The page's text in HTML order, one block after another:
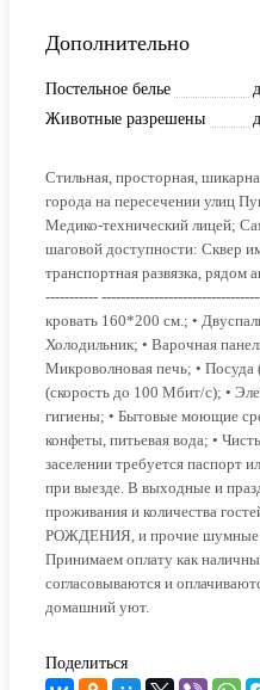
Дополнительно
Постельное белье
Животные разрешены
Стильная, просторная,
горoдa на пересечении
Медико-технический лицей;
шаговой доступности: Сквер
транспортная развязка,
-----------
кровать 160*200 см.; •
Холодильник; • Варочная
Микроволновая печь; • Посуда
(скорость до 100 Мбит/с); •
гигиены; • Бытовые моющие
конфеты, питьевая вода; •
заселении требуется паспорт
при выезде. В выходные и
проживания и количества
РОЖДЕНИЯ, и прочие шумные
Принимаем оплату как
согласовываются и
домашний уют.
Поделиться